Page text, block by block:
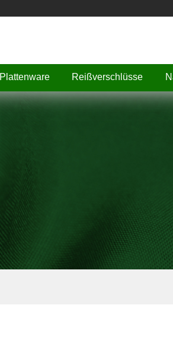
Plattenware Reißverschlüsse